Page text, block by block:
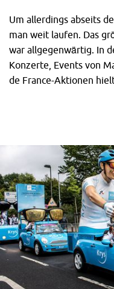
Um allerdings abseits
man weit laufen. Das
war allgegenwärtig. In
Konzerte, Events von
de France-Aktionen